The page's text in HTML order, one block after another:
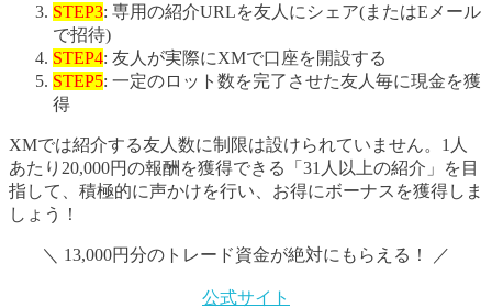
STEP3: 専用の紹介URLを友人にシェア(またはEメール
で招待)
STEP4: 友人が実際にXMで口座を開設する
STEP5: 一定のロット数を完了させた友人毎に現金を獲
得
XMでは紹介する友人数に制限は設けられていません。1人
あたり20,000円の報酬を獲得できる「31人以上の紹介」を目
指して、積極的に声かけを行い、お得にボーナスを獲得しま
しょう！
＼ 13,000円分のトレード資金が絶対にもらえる！ ／
公式サイト